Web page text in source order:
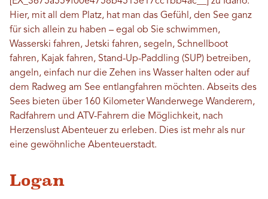
Hier, mit all dem Platz, hat man das Gefühl, den See ganz
für sich allein zu haben – egal ob Sie schwimmen,
Wasserski fahren, Jetski fahren, segeln, Schnellboot
fahren, Kajak fahren, Stand-Up-Paddling (SUP) betreiben,
angeln, einfach nur die Zehen ins Wasser halten oder auf
dem Radweg am See entlangfahren möchten. Abseits des
Sees bieten über 160 Kilometer Wanderwege Wanderern,
Radfahrern und ATV-Fahrern die Möglichkeit, nach
Herzenslust Abenteuer zu erleben. Dies ist mehr als nur
eine gewöhnliche Abenteuerstadt.
Logan